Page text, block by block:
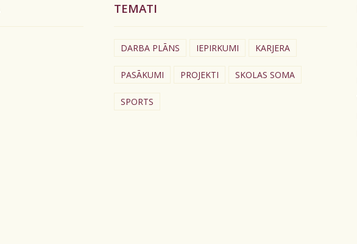
TEMATI
DARBA PLĀNS IEPIRKUMI KARJERA
PASĀKUMI PROJEKTI SKOLAS SOMA
SPORTS